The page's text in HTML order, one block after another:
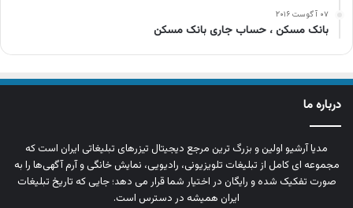
۰۷ آگوست ۲۰۱۶
بانک مسکن ، حساب جاری بانک مسکن
درباره ما
مدیا آرشیو اولین و بزرگ‌ ترین مرجع دیجیتال تیزرهای تبلیغاتی ایران است که
مجموعه‌ ای کامل از تبلیغات تلویزیونی، رادیویی، نمایش خانگی و آرم‌ آگهی‌ها را به‌
صورت تفکیک‌ شده و رایگان در اختیار شما قرار می‌ دهد؛ جایی که تاریخ تبلیغات
ایران همیشه در دسترس است.